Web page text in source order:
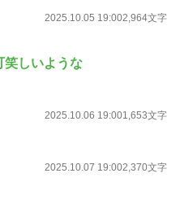
2025.10.05 19:002,964文字
笑しいような
2025.10.06 19:001,653文字
2025.10.07 19:002,370文字